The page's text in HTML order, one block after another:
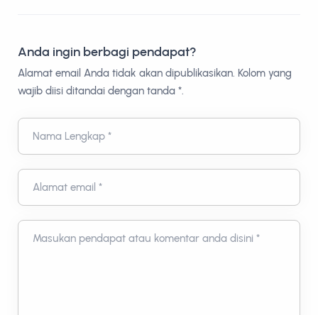
Anda ingin berbagi pendapat?
Alamat email Anda tidak akan dipublikasikan. Kolom yang
wajib diisi ditandai dengan tanda *.
Nama Lengkap *
Alamat email *
Masukan pendapat atau komentar anda disini *